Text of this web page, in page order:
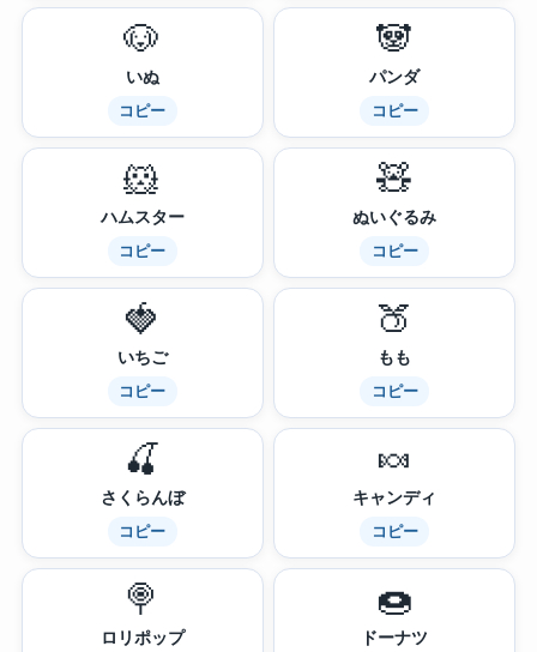
🐶
いぬ
コピー
🐼
パンダ
コピー
🐹
ハムスター
コピー
🧸
ぬいぐるみ
コピー
🍓
いちご
コピー
🍑
もも
コピー
🍒
さくらんぼ
コピー
🍬
キャンディ
コピー
🍭
ロリポップ
🍩
ドーナツ